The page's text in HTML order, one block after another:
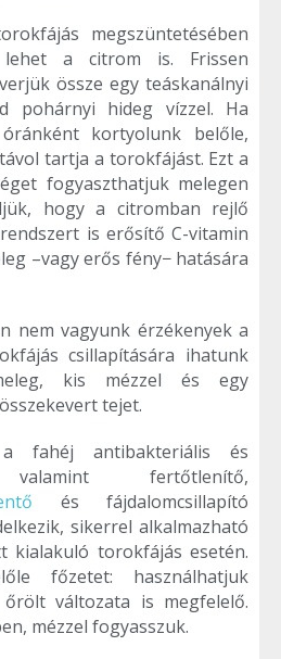
megszüntetésében
lehet a citrom is. Frissen
össze egy teáskanálnyi
pohárnyi hideg vízzel. Ha
kortyolunk belőle,
tartja a torokfájást. Ezt a
fogyaszthatjuk melegen
hogy a citromban rejlő
is erősítő C-vitamin
–vagy erős fény− hatására
nem vagyunk érzékenyek a
csillapítására ihatunk
kis mézzel és egy
tejet.
fahéj antibakteriális és
fertőtlenítő,
és fájdalomcsillapító
sikerrel alkalmazható
kialakuló torokfájás esetén.
főzetet: használhatjuk
változata is megfelelő.
mézzel fogyasszuk.